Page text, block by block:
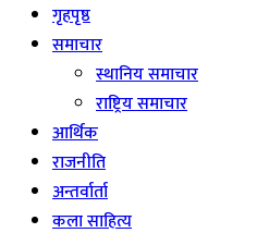
गृहपृष्ठ
समाचार
स्थानिय समाचार
राष्ट्रिय समाचार
आर्थिक
राजनीति
अन्तर्वार्ता
कला साहित्य